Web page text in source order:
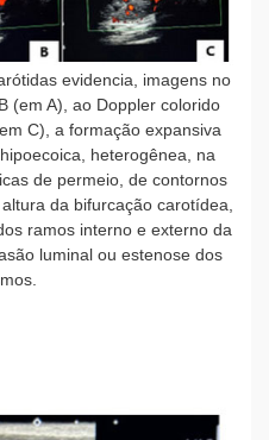
evidencia, imagens no
(em A), ao Doppler colorido
C), a formação expansiva
heterogênea, na
de permeio, de contornos
da bifurcação carotídea,
ramos interno e externo da
luminal ou estenose dos